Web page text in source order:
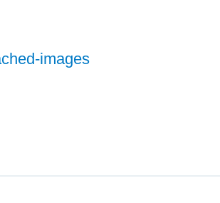
images